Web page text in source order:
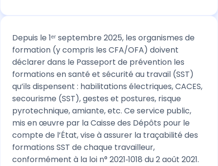
Depuis le 1ᵉʳ septembre 2025, les organismes de
formation (y compris les CFA/OFA) doivent
déclarer dans le Passeport de prévention les
formations en santé et sécurité au travail (SST)
qu’ils dispensent : habilitations électriques, CACES,
secourisme (SST), gestes et postures, risque
pyrotechnique, amiante, etc. Ce service public,
mis en œuvre par la Caisse des Dépôts pour le
compte de l’État, vise à assurer la traçabilité des
formations SST de chaque travailleur,
conformément à la loi n° 2021‑1018 du 2 août 2021.